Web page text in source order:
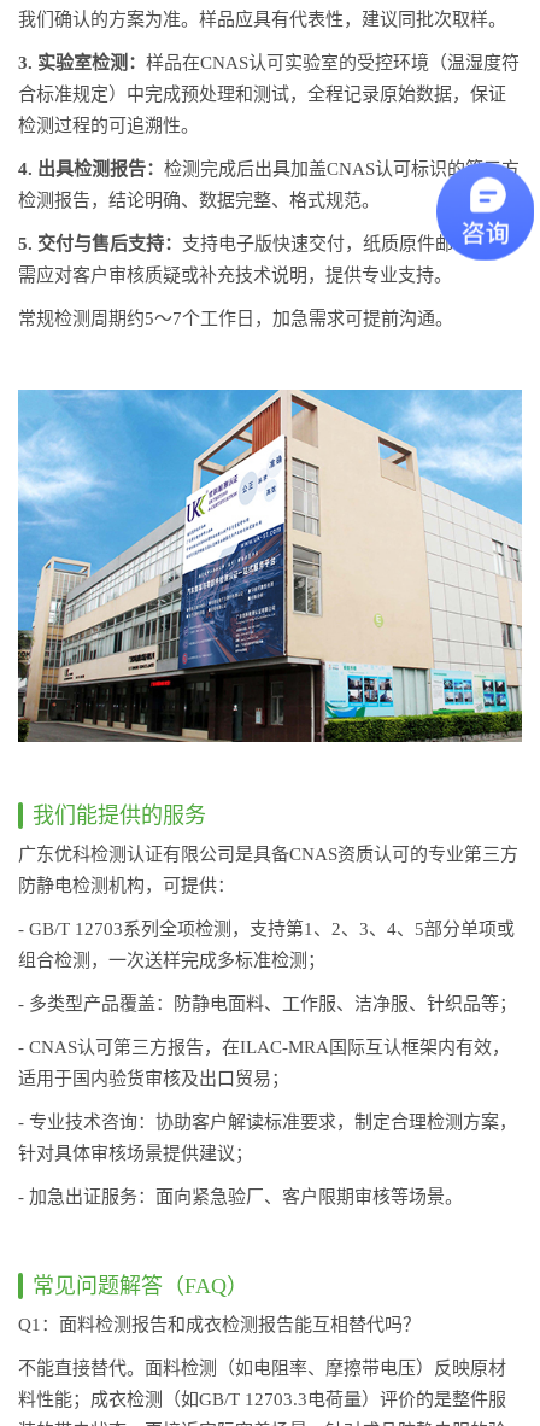
我们确认的方案为准。样品应具有代表性，建议同批次取样。
3. 实验室检测： 样品在CNAS认可实验室的受控环境（温湿度符
合标准规定）中完成预处理和测试，全程记录原始数据，保证
检测过程的可追溯性。
4. 出具检测报告： 检测完成后出具加盖CNAS认可标识的第三方
检测报告，结论明确、数据完整、格式规范。
5. 交付与售后支持： 支持电子版快速交付，纸质原件邮寄。如
需应对客户审核质疑或补充技术说明，提供专业支持。
常规检测周期约5～7个工作日，加急需求可提前沟通。
我们能提供的服务
广东优科检测认证有限公司是具备CNAS资质认可的专业第三方
防静电检测机构，可提供：
- GB/T 12703系列全项检测，支持第1、2、3、4、5部分单项或
组合检测，一次送样完成多标准检测；
- 多类型产品覆盖：防静电面料、工作服、洁净服、针织品等；
- CNAS认可第三方报告，在ILAC-MRA国际互认框架内有效，
适用于国内验货审核及出口贸易；
- 专业技术咨询：协助客户解读标准要求，制定合理检测方案，
针对具体审核场景提供建议；
- 加急出证服务：面向紧急验厂、客户限期审核等场景。
常见问题解答（FAQ）
Q1：面料检测报告和成衣检测报告能互相替代吗？
不能直接替代。面料检测（如电阻率、摩擦带电压）反映原材
料性能；成衣检测（如GB/T 12703.3电荷量）评价的是整件服